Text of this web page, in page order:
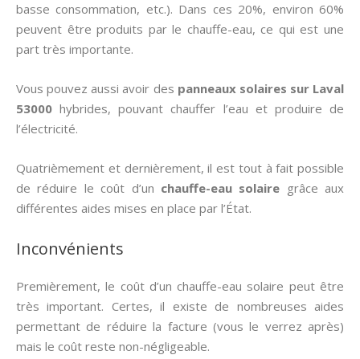
basse consommation, etc.). Dans ces 20%, environ 60%
peuvent être produits par le chauffe-eau, ce qui est une
part très importante.
Vous pouvez aussi avoir des panneaux solaires sur Laval
53000 hybrides, pouvant chauffer l’eau et produire de
l’électricité.
Quatrièmement et dernièrement, il est tout à fait possible
de réduire le coût d’un chauffe-eau solaire grâce aux
différentes aides mises en place par l’État.
Inconvénients
Premièrement, le coût d’un chauffe-eau solaire peut être
très important. Certes, il existe de nombreuses aides
permettant de réduire la facture (vous le verrez après)
mais le coût reste non-négligeable.